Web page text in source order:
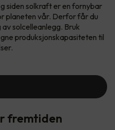
siden solkraft er en fornybar
planeten vår. Derfor får du
solcelleanlegg. Bruk
produksjonskapasiteten til
fremtiden